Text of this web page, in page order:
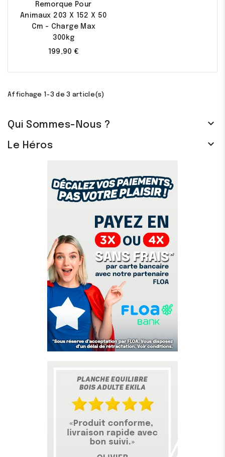
Remorque Pour
Animaux 203 X 152 X 50
Cm - Charge Max
300kg
199,90 €
Affichage 1-3 de 3 article(s)
Qui Sommes-Nous ? 
Le Héros 